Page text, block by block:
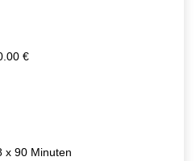
€
x 90 Minuten